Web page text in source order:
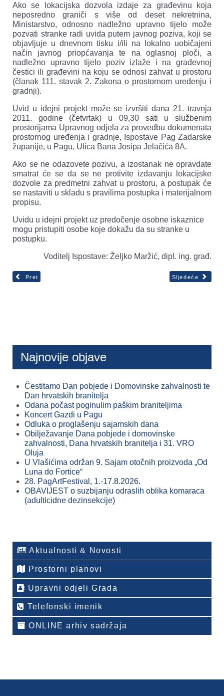
Ako se lokacijska dozvola izdaje za građevinu koja
neposredno graniči s više od deset nekretnina,
Ministarstvo, odnosno nadležno upravno tijelo može
pozvati stranke radi uvida putem javnog poziva, koji se
objavljuje u dnevnom tisku i/ili na lokalno uobičajeni
način javnog priopćavanja te na oglasnoj ploči, a
nadležno upravno tijelo poziv izlaže i na građevnoj
čestici ili građevini na koju se odnosi zahvat u prostoru
(članak 111. stavak 2. Zakona o prostornom uređenju i
gradnji).
Uvid u idejni projekt može se izvršiti dana 21. travnja
2011. godine (četvrtak) u 09,30 sati u službenim
prostorijama Upravnog odjela za provedbu dokumenata
prostornog uređenja i gradnje, Ispostave Pag Zadarske
županije, u Pagu, Ulica Bana Josipa Jelačića 8A.
Ako se ne odazovete pozivu, a izostanak ne opravdate
smatrat će se da se ne protivite izdavanju lokacijske
dozvole za predmetni zahvat u prostoru, a postupak će
se nastaviti u skladu s pravilima postupka i materijalnom
propisu.
Uvidu u idejni projekt uz predočenje osobne iskaznice
mogu pristupiti osobe koje dokažu da su stranke u
postupku.
Voditelj Ispostave: Željko Maržić, dipl. ing. građ.
Pret Sljedeće
Najnovije objave
Čestitamo Dan pobjede i Domovinske zahvalnosti te
Dan hrvatskih branitelja
Odana počast poginulim paškim braniteljima
Koncert Gazdi u Pagu
Odluka o proglašenju sajamskih dana
Obilježavanje Dana pobjede i domovinske
zahvalnosti, Dana hrvatskih branitelja i 31. VRO
Oluja
U Vlašićima održan 9. Sajam otočnih proizvoda „Od
Luna do Fortice“
28. PagArtFestival, 1.-17.8.2026.
OBAVIJEST o suzbijanju odraslih oblika komaraca
(adulticidne dezinsekcije)
Aktualnosti & Novosti
Prostorni planovi
Upravni odjeli Grada
Telefonski imenik
ONLINE arhiv sadržaja